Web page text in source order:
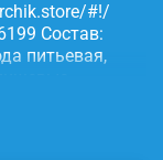
#!/
Состав:
питьевая,